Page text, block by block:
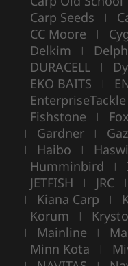
Carp Seeds |
CC Moore |
Delkim |
DURACELL |
EKO BAITS |
EnterpriseTackle
Fishstone | Fox
| Gardner |
| Haibo |
Humminbird |
JETFISH | JRC |
| Kiana Carp |
Korum |
| Mainline |
Minn Kota |